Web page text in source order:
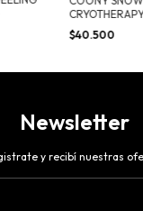
$40.500
Newsletter
y recibí nuestras